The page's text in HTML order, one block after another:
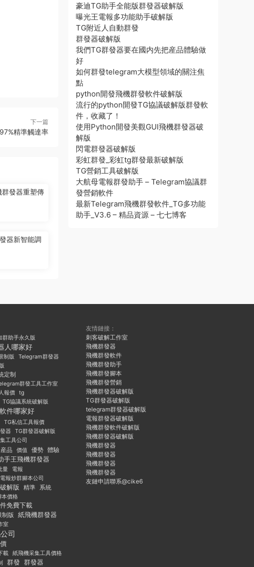
下一篇
精準觸達率
發器重塑傳
器新智能調
豪迪TG助手全能版群發器破解版
曝光王電報多功能助手破解版
TG附近人自動群發
群發器破解版
我們TG群發器要在國内先把産品體驗做
好
如何群發telegram大模型領域的關注焦
點
python開發飛機群發軟件破解版
流行的python開發TG協議破解版群發軟
件，收藏了！
使用Python開發美觀GUI飛機群發器破
解版
閃電群發器破解版
彩虹群發_彩虹tg群發最新破解版
TG營銷工具破解版
大航母電報群發助手 – Telegram協議群
發營銷軟件
最新Telegram飛機群發軟件_TG多功能
助手_V3.6 – 精品資源 – 七七博客
群助手永久版
人哪家好
制版
Telegram群發器
定制
群發工具工作室
報價 tg
TG協議系統破解版
件哪家好
TG私信工具報價
器
TG群發器破解版
工具公司
産品 價值 優勢 體驗
手王飛機群發器
量 電報
電報炒群腳本公司
解版 精準
系統
本價格
免費下載
制版 紙飛機群發器
室
司
載 紙飛機采集工具價格
群發 群發器
友情鏈接：
刺客破解工作室
飛機群發器
飛機群發軟件
飛機群發助手
飛機群發腳本
飛機群發營銷
飛機群發器破解版
TG群發器破解版
telegram群發器破解版
電報群發器破解版
飛機群發軟件破解版
飛機群發器破解版
飛機群發器
飛機群發器
飛機群發器
飛機群發器
友鏈申請聯系@cike6